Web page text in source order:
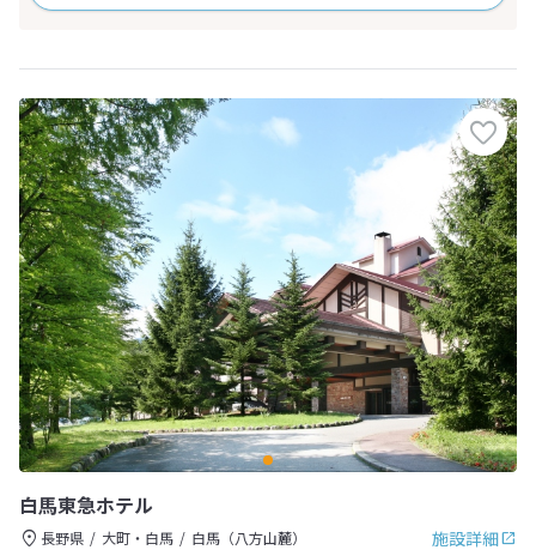
白馬東急ホテル
施設詳細
長野県 大町・白馬
白馬（八方山麓）